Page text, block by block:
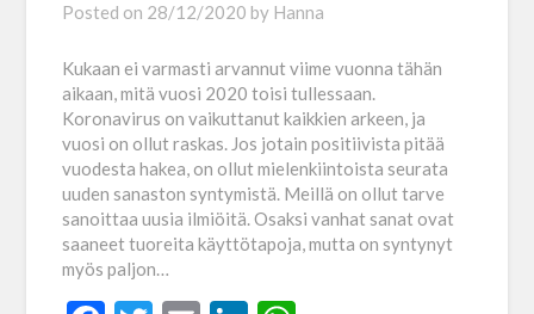
Posted on 28/12/2020 by Hanna
Kukaan ei varmasti arvannut viime vuonna tähän
aikaan, mitä vuosi 2020 toisi tullessaan.
Koronavirus on vaikuttanut kaikkien arkeen, ja
vuosi on ollut raskas. Jos jotain positiivista pitää
vuodesta hakea, on ollut mielenkiintoista seurata
uuden sanaston syntymistä. Meillä on ollut tarve
sanoittaa uusia ilmiöitä. Osaksi vanhat sanat ovat
saaneet tuoreita käyttötapoja, mutta on syntynyt
myös paljon…